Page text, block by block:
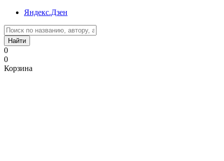
Яндекс.Дзен
Найти
0
0
Корзина